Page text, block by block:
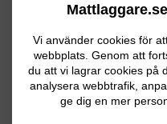
Vi använder cookies för
webbplats. Genom att
du att vi lagrar cookies på
analysera webbtrafik,
ge dig en mer
Surahammar
Ny